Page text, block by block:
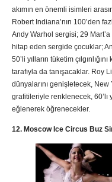
akımın en önemli isimleri
Robert Indiana’nın 100’den
Andy Warhol sergisi; 29
hitap eden sergide çocuklar;
50’li yılların tüketim
tarafıyla da tanışacaklar. Roy
dünyalarını genişletecek, New
grafitileriyle renklenecek, 60’lı
eğlenerek öğrenecekler.
12. Moscow Ice Circus Buz